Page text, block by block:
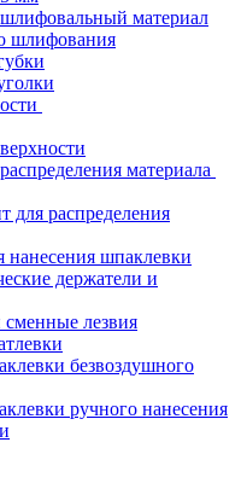
материал
шлифования
материала
для распределения
нанесения шпаклевки
держатели и
лезвия
безвоздушного
ручного нанесения